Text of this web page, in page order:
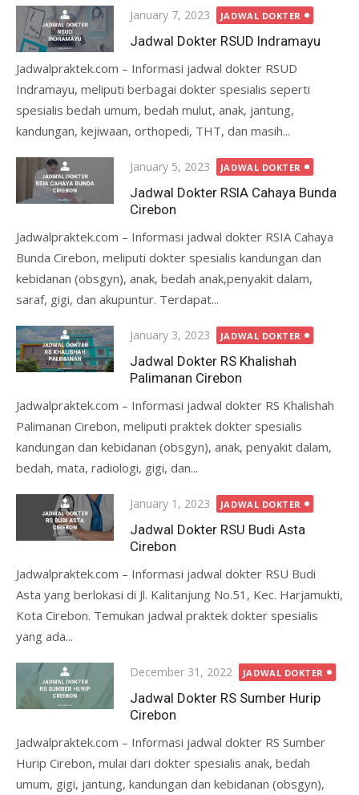
Posted
on
January 7, 2023 JADWAL DOKTER
Jadwal Dokter RSUD Indramayu
Jadwalpraktek.com – Informasi jadwal dokter RSUD
Indramayu, meliputi berbagai dokter spesialis seperti
spesialis bedah umum, bedah mulut, anak, jantung,
kandungan, kejiwaan, orthopedi, THT, dan masih...
Posted
on
January 5, 2023 JADWAL DOKTER
Jadwal Dokter RSIA Cahaya Bunda
Cirebon
Jadwalpraktek.com – Informasi jadwal dokter RSIA Cahaya
Bunda Cirebon, meliputi dokter spesialis kandungan dan
kebidanan (obsgyn), anak, bedah anak,penyakit dalam,
saraf, gigi, dan akupuntur. Terdapat...
Posted
on
January 3, 2023 JADWAL DOKTER
Jadwal Dokter RS Khalishah
Palimanan Cirebon
Jadwalpraktek.com – Informasi jadwal dokter RS Khalishah
Palimanan Cirebon, meliputi praktek dokter spesialis
kandungan dan kebidanan (obsgyn), anak, penyakit dalam,
bedah, mata, radiologi, gigi, dan...
Posted
on
January 1, 2023 JADWAL DOKTER
Jadwal Dokter RSU Budi Asta
Cirebon
Jadwalpraktek.com – Informasi jadwal dokter RSU Budi
Asta yang berlokasi di Jl. Kalitanjung No.51, Kec. Harjamukti,
Kota Cirebon. Temukan jadwal praktek dokter spesialis
yang ada...
Posted
on
December 31, 2022 JADWAL DOKTER
Jadwal Dokter RS Sumber Hurip
Cirebon
Jadwalpraktek.com – Informasi jadwal dokter RS Sumber
Hurip Cirebon, mulai dari dokter spesialis anak, bedah
umum, gigi, jantung, kandungan dan kebidanan (obsgyn),